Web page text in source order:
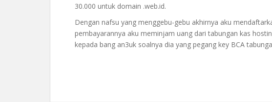
30.000 untuk domain .web.id.
Dengan nafsu yang menggebu-gebu akhirnya aku
pembayarannya aku meminjam uang dari tabungan kas
kepada bang an3uk soalnya dia yang pegang key BCA